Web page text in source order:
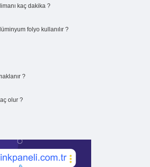
kaç dakika ?
folyo kullanılır ?
?
olur ?